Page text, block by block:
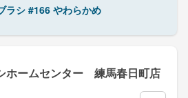
ラシ #166 やわらかめ
ホームセンター 練馬春日町店